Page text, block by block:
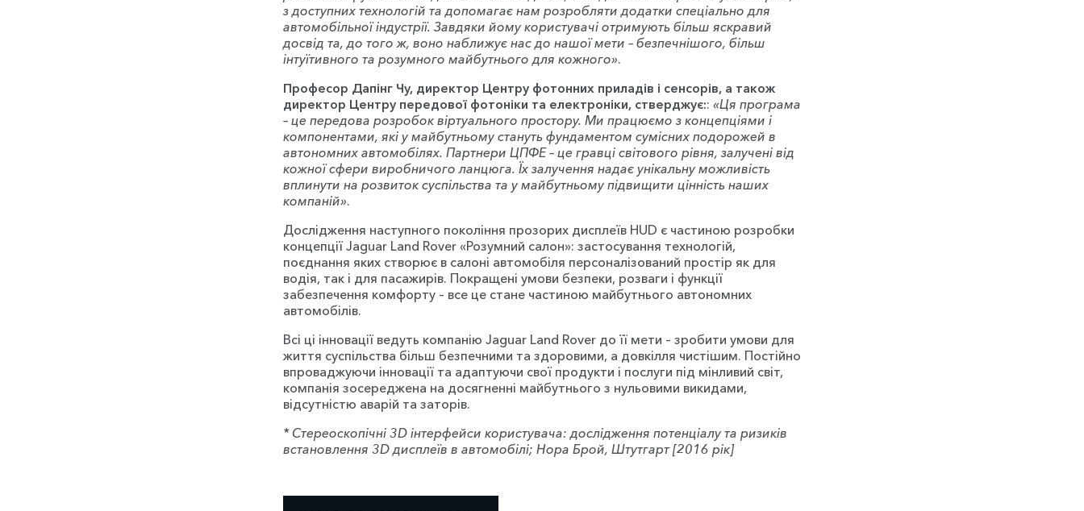
з доступних технологій та допомагає нам розробляти додатки спеціально для
автомобільної індустрії. Завдяки йому користувачі отримують більш яскравий
досвід та, до того ж, воно наближує нас до нашої мети – безпечнішого, більш
інтуїтивного та розумного майбутнього для кожного».
Професор Дапінг Чу, директор Центру фотонних приладів і сенсорів, а також
директор Центру передової фотоніки та електроніки, стверджує:: «Ця програма
– це передова розробок віртуального простору. Ми працюємо з концепціями і
компонентами, які у майбутньому стануть фундаментом сумісних подорожей в
автономних автомобілях. Партнери ЦПФЕ – це гравці світового рівня, залучені від
кожної сфери виробничого ланцюга. Їх залучення надає унікальну можливість
вплинути на розвиток суспільства та у майбутньому підвищити цінність наших
компаній».
Дослідження наступного покоління прозорих дисплеїв HUD є частиною розробки
концепції Jaguar Land Rover «Розумний салон»: застосування технологій,
поєднання яких створює в салоні автомобіля персоналізований простір як для
водія, так і для пасажирів. Покращені умови безпеки, розваги і функції
забезпечення комфорту – все це стане частиною майбутнього автономних
автомобілів.
Всі ці інновації ведуть компанію Jaguar Land Rover до її мети – зробити умови для
життя суспільства більш безпечними та здоровими, а довкілля чистішим. Постійно
впроваджуючи інновації та адаптуючи свої продукти і послуги під мінливий світ,
компанія зосереджена на досягненні майбутнього з нульовими викидами,
відсутністю аварій та заторів.
* Стереоскопічні 3D інтерфейси користувача: дослідження потенціалу та ризиків
встановлення 3D дисплеїв в автомобілі; Нора Брой, Штутгарт [2016 рік]